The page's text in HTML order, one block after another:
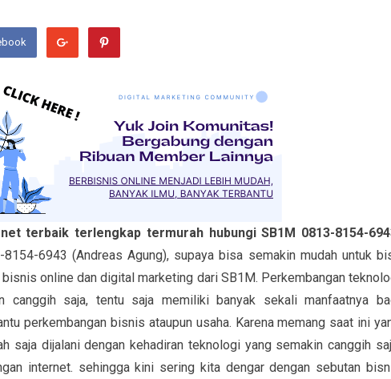
terbaik terlengkap termurah hubungi SB1M 0813-8154-
6943 (Andreas Agung), supaya bisa semakin mudah untuk
online dan digital marketing dari SB1M. Perkembangan
saja, tentu saja memiliki banyak sekali manfaatnya
perkembangan bisnis ataupun usaha. Karena memang saat ini
saja dijalani dengan kehadiran teknologi yang semakin canggih
internet. sehingga kini sering kita dengar dengan sebutan